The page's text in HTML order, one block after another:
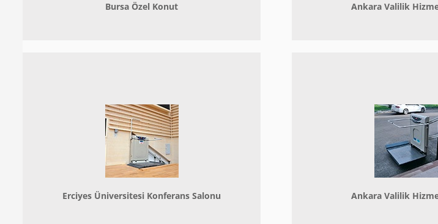
Bursa Özel Konut Ankara Valilik
Erciyes Üniversitesi Konferans Salonu Ankara Valilik